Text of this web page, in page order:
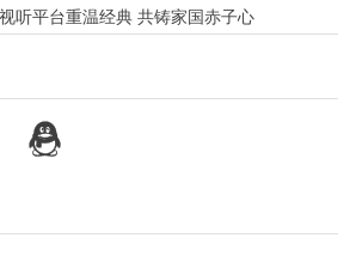
听平台重温经典 共铸家国赤子心